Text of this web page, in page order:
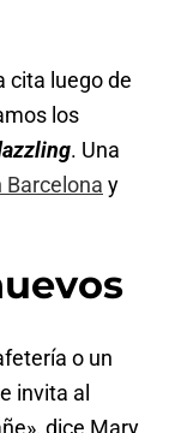
cita luego de
los
. Una
Barcelona y
o un
invita al
dice Mary